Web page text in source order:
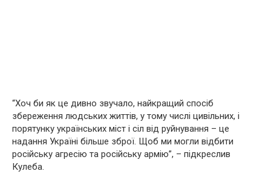
“Хоч би як це дивно звучало, найкращий спосіб
збереження людських життів, у тому числі цивільних, і
порятунку українських міст і сіл від руйнування – це
надання Україні більше зброї. Щоб ми могли відбити
російську агресію та російську армію”, – підкреслив
Кулеба.